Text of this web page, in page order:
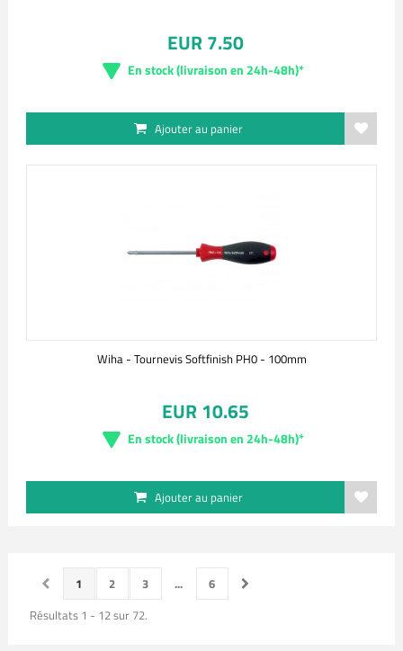
EUR 7.50
En stock (livraison en 24h-48h)*
Ajouter au panier
Wiha - Tournevis Softfinish PH0 - 100mm
EUR 10.65
En stock (livraison en 24h-48h)*
Ajouter au panier
1 2 3 ...
6
Résultats 1 - 12 sur 72.